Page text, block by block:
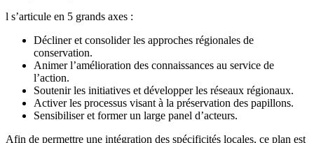
l s’articule en 5 grands axes :
Décliner et consolider les approches régionales de
conservation.
Animer l’amélioration des connaissances au service de
l’action.
Soutenir les initiatives et développer les réseaux régionaux.
Activer les processus visant à la préservation des papillons.
Sensibiliser et former un large panel d’acteurs.
Afin de permettre une intégration des spécificités locales, ce plan est